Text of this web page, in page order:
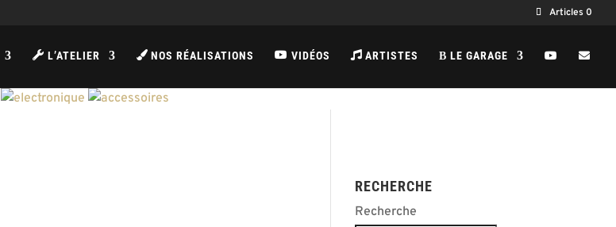
Articles 0
L’ATELIER NOS RÉALISATIONS VIDÉOS ARTISTES B LE GARAGE
RECHERCHE
Recherche